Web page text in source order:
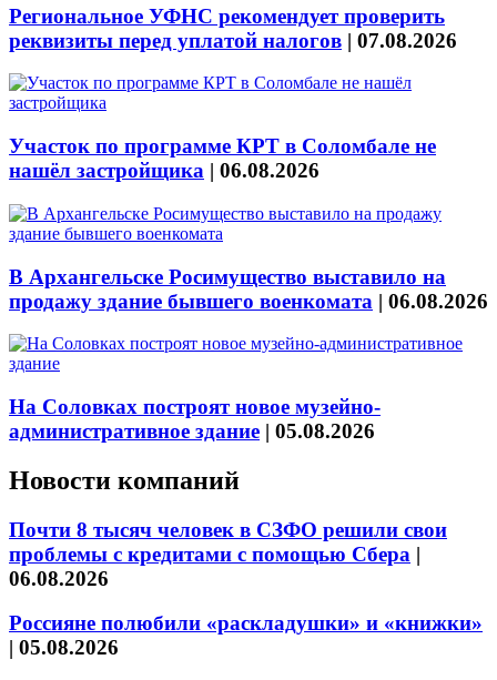
Региональное УФНС рекомендует проверить
реквизиты перед уплатой налогов | 07.08.2026
Участок по программе КРТ в Соломбале не
нашёл застройщика | 06.08.2026
В Архангельске Росимущество выставило на
продажу здание бывшего военкомата | 06.08.2026
На Соловках построят новое музейно-
административное здание | 05.08.2026
Новости компаний
Почти 8 тысяч человек в СЗФО решили свои
проблемы с кредитами с помощью Сбера |
06.08.2026
Россияне полюбили «раскладушки» и «книжки»
| 05.08.2026